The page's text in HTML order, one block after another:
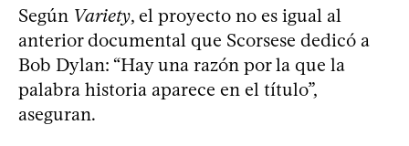
Según Variety, el proyecto no es igual al
anterior documental que Scorsese dedicó a
Bob Dylan: “Hay una razón por la que la
palabra historia aparece en el título”,
aseguran.